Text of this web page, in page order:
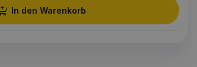
In den Warenkorb